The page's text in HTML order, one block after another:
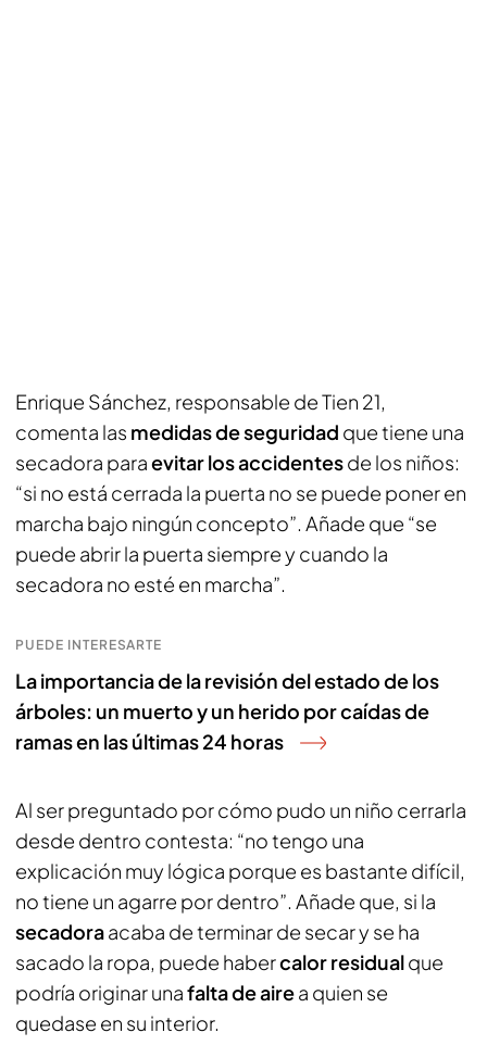
Enrique Sánchez, responsable de Tien 21,
comenta las medidas de seguridad que tiene una
secadora paraevitar los accidentesde los niños:
“si no está cerrada la puerta no se puede poner en
marcha bajo ningún concepto”. Añade que “se
puede abrir la puerta siempre y cuando la
secadora no esté en marcha”.
PUEDE INTERESARTE
La importancia de la revisión del estado de los
árboles: un muerto y un herido por caídas de
ramas en las últimas 24 horas
Al ser preguntado por cómo pudo un niño cerrarla
desde dentro contesta: “no tengo una
explicación muy lógica porque es bastante difícil,
no tiene un agarre por dentro”. Añade que, si la
secadoraacaba de terminar de secar y se ha
sacado la ropa, puede habercalor residualque
podría originar unafalta de airea quien se
quedase en su interior.